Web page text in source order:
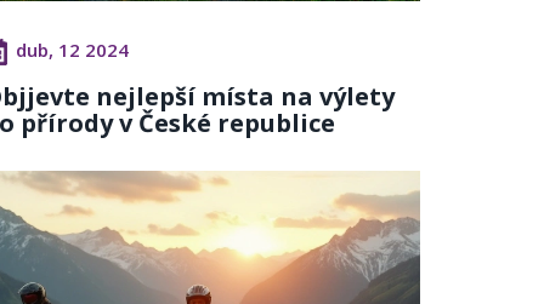
dub, 12 2024
nejlepší místa na výlety
přírody v České republice